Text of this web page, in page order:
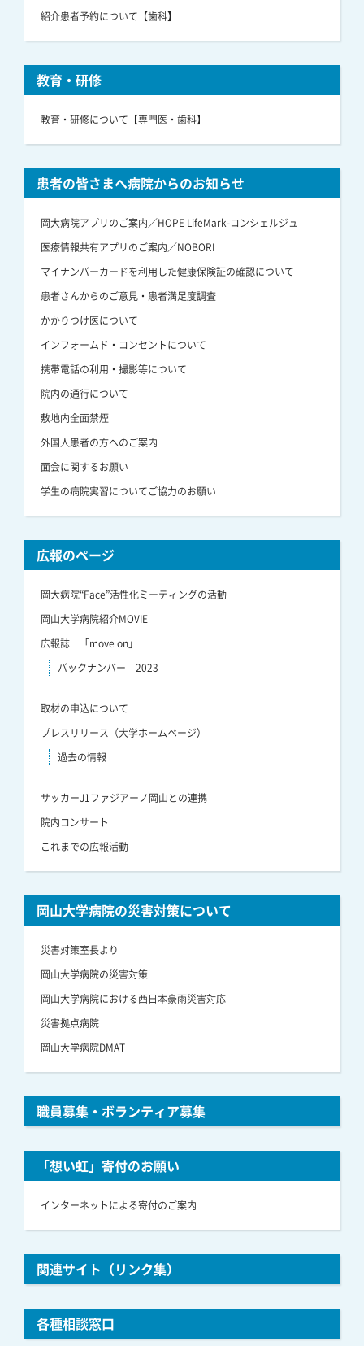
紹介患者予約について【歯科】
教育・研修
教育・研修について【専門医・歯科】
患者の皆さまへ病院からのお知らせ
岡大病院アプリのご案内／HOPE LifeMark-コンシェルジュ
医療情報共有アプリのご案内／NOBORI
マイナンバーカードを利用した健康保険証の確認について
患者さんからのご意見・患者満足度調査
かかりつけ医について
インフォームド・コンセントについて
携帯電話の利用・撮影等について
院内の通行について
敷地内全面禁煙
外国人患者の方へのご案内
面会に関するお願い
学生の病院実習についてご協力のお願い
広報のページ
岡大病院“Face”活性化ミーティングの活動
岡山大学病院紹介MOVIE
広報誌 「move on」
バックナンバー 2023
取材の申込について
プレスリリース（大学ホームページ）
過去の情報
サッカーJ1ファジアーノ岡山との連携
院内コンサート
これまでの広報活動
岡山大学病院の災害対策について
災害対策室長より
岡山大学病院の災害対策
岡山大学病院における西日本豪雨災害対応
災害拠点病院
岡山大学病院DMAT
職員募集・ボランティア募集
「想い虹」寄付のお願い
インターネットによる寄付のご案内
関連サイト（リンク集）
各種相談窓口